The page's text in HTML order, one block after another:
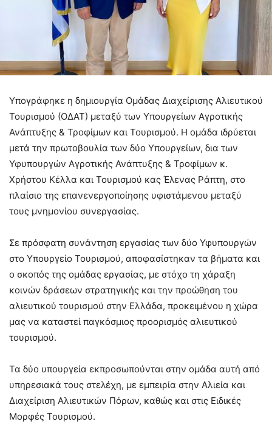
Υπογράφηκε η δημιουργία Ομάδας Διαχείρισης Αλιευτικού
Τουρισμού (ΟΔΑΤ) μεταξύ των Υπουργείων Αγροτικής
Ανάπτυξης & Τροφίμων και Τουρισμού. Η ομάδα ιδρύεται
μετά την πρωτοβουλία των δύο Υπουργείων, δια των
Υφυπουργών Αγροτικής Ανάπτυξης & Τροφίμων κ.
Χρήστου Κέλλα και Τουρισμού κας Έλενας Ράπτη, στο
πλαίσιο της επανενεργοποίησης υφιστάμενου μεταξύ
τους μνημονίου συνεργασίας.
Σε πρόσφατη συνάντηση εργασίας των δύο Υφυπουργών
στο Υπουργείο Τουρισμού, αποφασίστηκαν τα βήματα και
ο σκοπός της ομάδας εργασίας, με στόχο τη χάραξη
κοινών δράσεων στρατηγικής και την προώθηση του
αλιευτικού τουρισμού στην Ελλάδα, προκειμένου η χώρα
μας να καταστεί παγκόσμιος προορισμός αλιευτικού
τουρισμού.
Τα δύο υπουργεία εκπροσωπούνται στην ομάδα αυτή από
υπηρεσιακά τους στελέχη, με εμπειρία στην Αλιεία και
Διαχείριση Αλιευτικών Πόρων, καθώς και στις Ειδικές
Μορφές Τουρισμού.